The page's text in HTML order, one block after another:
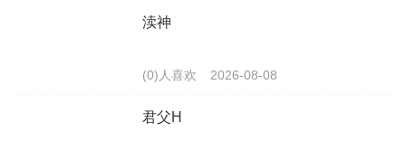
渎神
(0)人喜欢 2026-08-08
君父H